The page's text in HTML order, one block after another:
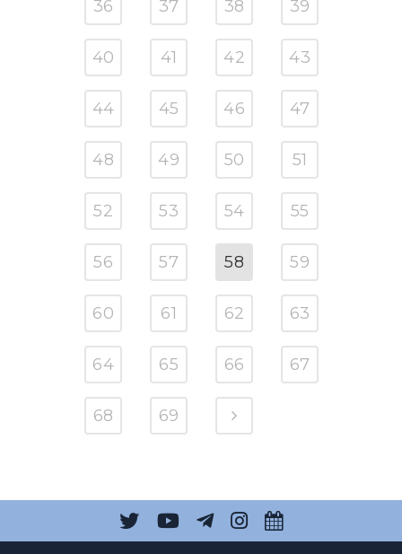
36 37 38 39
40 41 42 43
44 45 46 47
48 49 50 51
52 53 54 55
56 57 58 59
60 61 62 63
64 65 66 67
68 69